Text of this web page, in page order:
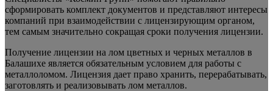
сформировать комплект документов и представляют интересы
компаний при взаимодействии с лицензирующим органом,
тем самым значительно сокращая сроки получения лицензии.
Получение лицензии на лом цветных и черных металлов в
Балашихе является обязательным условием для работы с
металлоломом. Лицензия дает право хранить, перерабатывать,
заготовлять и реализовывать лом металлов.